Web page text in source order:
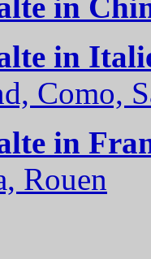
in
Como,
in
Rouen